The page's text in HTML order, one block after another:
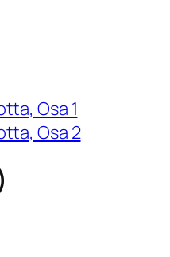
Osa 1
Osa 2